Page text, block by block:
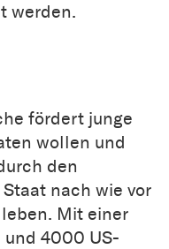
werden.
fördert junge
wollen und
den
nach wie vor
Mit einer
und 4000 US-